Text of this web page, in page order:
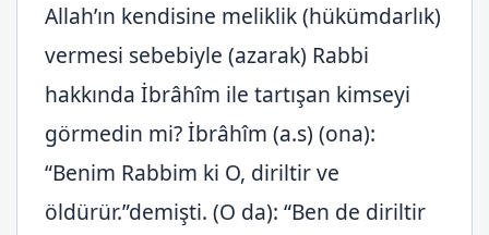
Allah’ın kendisine meliklik (hükümdarlık)
vermesi sebebiyle (azarak) Rabbi
hakkında İbrâhîm ile tartışan kimseyi
görmedin mi? İbrâhîm (a.s) (ona):
“Benim Rabbim ki O, diriltir ve
öldürür.”demişti. (O da): “Ben de diriltir